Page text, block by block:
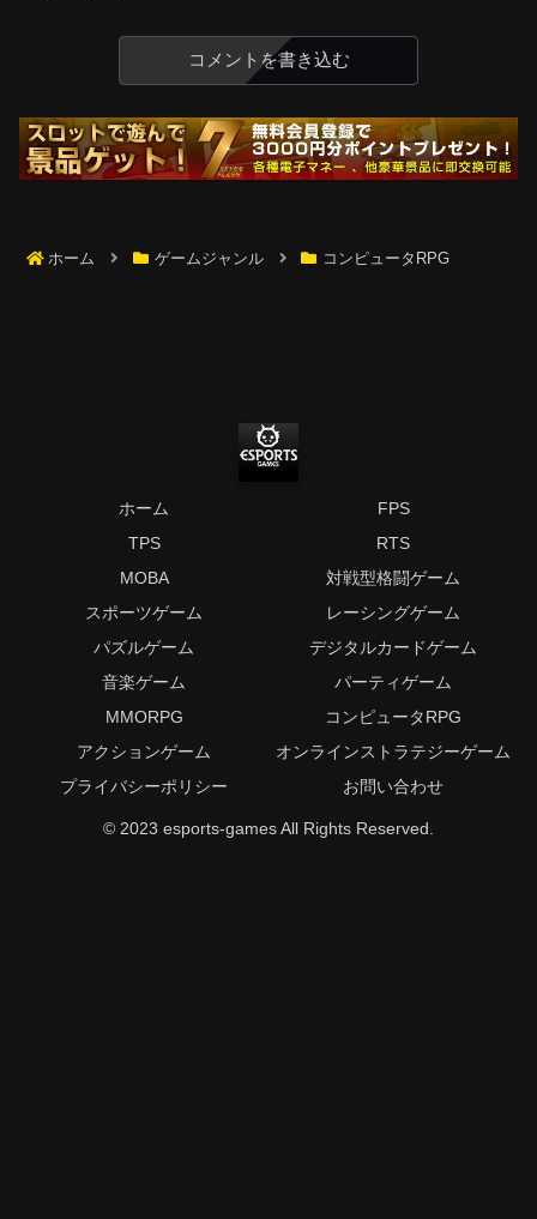
コメントを書き込む
ホーム ゲームジャンル コンピュータRPG
ホーム
FPS
TPS
RTS
MOBA
対戦型格闘ゲーム
スポーツゲーム
レーシングゲーム
パズルゲーム
デジタルカードゲーム
音楽ゲーム
パーティゲーム
MMORPG
コンピュータRPG
アクションゲーム
オンラインストラテジーゲーム
プライバシーポリシー
お問い合わせ
© 2023 esports-games All Rights Reserved.